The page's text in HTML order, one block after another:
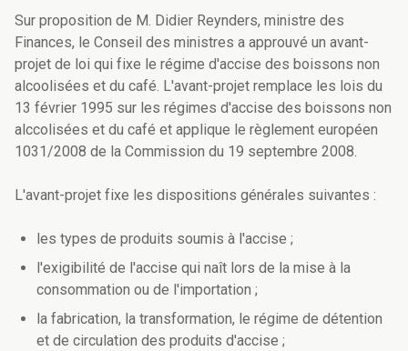
Sur proposition de M. Didier Reynders, ministre des
Finances, le Conseil des ministres a approuvé un avant-
projet de loi qui fixe le régime d'accise des boissons non
alcoolisées et du café. L'avant-projet remplace les lois du
13 février 1995 sur les régimes d'accise des boissons non
alccolisées et du café et applique le règlement européen
1031/2008 de la Commission du 19 septembre 2008.
L'avant-projet fixe les dispositions générales suivantes :
les types de produits soumis à l'accise ;
l'exigibilité de l'accise qui naît lors de la mise à la
consommation ou de l'importation ;
la fabrication, la transformation, le régime de détention
et de circulation des produits d'accise ;